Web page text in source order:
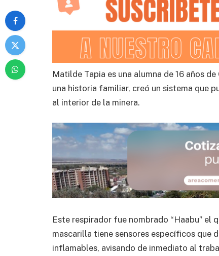
Matilde Tapia es una alumna de 16 años
una historia familiar, creó un sistema que
al interior de la minera.
Este respirador fue nombrado “Haabu” el
mascarilla tiene sensores específicos que
inflamables, avisando de inmediato al